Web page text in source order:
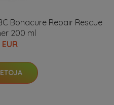
Bonacure Repair Rescue
200 ml